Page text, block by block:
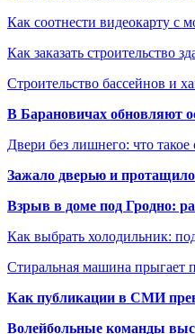
Как соотнести видеокарту с
Как заказать строительство
Строительство бассейнов и
В Барановичах обновляют
Двери без лишнего: что
Зажало дверью и
Взрыв в доме под Гродно:
Как выбрать холодильник:
Стиральная машина прыгает
Как публикации в СМИ
Волейбольные команды